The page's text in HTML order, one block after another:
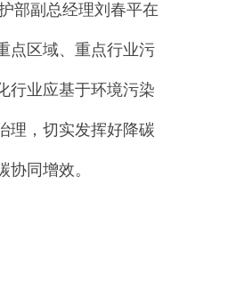
部副总经理刘春平在
点区域、重点行业污
行业应基于环境污染
理，切实发挥好降碳
同增效。